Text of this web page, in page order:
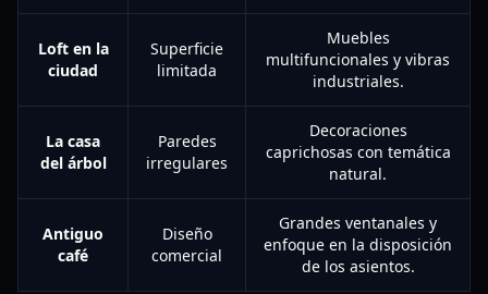
Loft en la
ciudad
Superficie
limitada
Muebles
multifuncionales y vibras
industriales.
La casa
del árbol
Paredes
irregulares
Decoraciones
caprichosas con temática
natural.
Antiguo
café
Diseño
comercial
Grandes ventanales y
enfoque en la disposición
de los asientos.